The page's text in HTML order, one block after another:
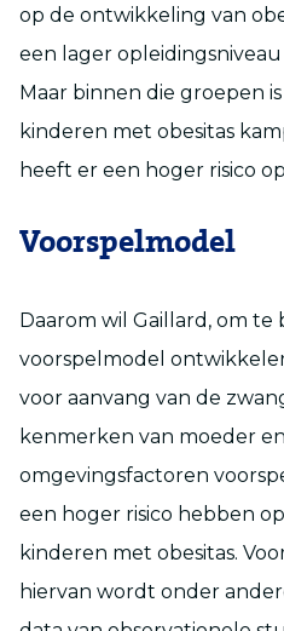
op de ontwikkeling van
een lager
Maar binnen die groepen
kinderen met obesitas
heeft er een hoger risico op
Voorspelmodel
Daarom wil Gaillard, om te
voorspelmodel
voor aanvang van de
kenmerken van moeder
omgevingsfactoren
een hoger risico hebben
kinderen met obesitas.
hiervan wordt onder